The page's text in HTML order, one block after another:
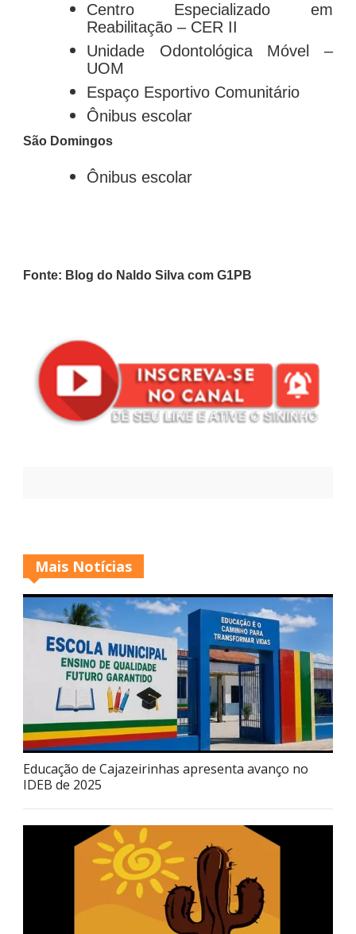
Centro Especializado em
Reabilitação – CER II
Unidade Odontológica Móvel​ –
UOM
Espaço Esportivo Comunitário
Ônibus escolar
São Domingos
Ônibus escolar
Fonte: Blog do Naldo Silva com G1PB
Mais Notícias
Educação de Cajazeirinhas apresenta avanço no
IDEB de 2025